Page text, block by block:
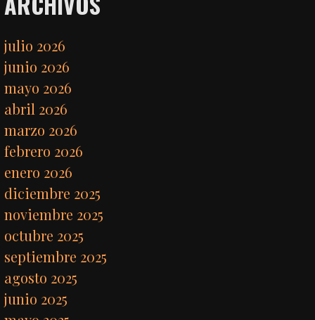
julio 2026
junio 2026
mayo 2026
abril 2026
marzo 2026
febrero 2026
enero 2026
diciembre 2025
noviembre 2025
octubre 2025
septiembre 2025
agosto 2025
junio 2025